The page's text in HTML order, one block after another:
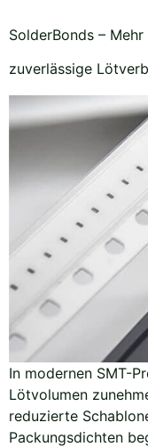
SolderBonds –
zuverlässige
In modernen SMT-
Lötvolumen
reduzierte
Packungsdichten